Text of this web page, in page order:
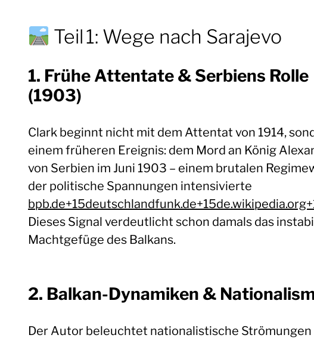
Teil 1: Wege nach Sarajevo
1. Frühe Attentate & Serbiens Rolle
(1903)
Clark beginnt nicht mit dem Attentat von 1914,
einem früheren Ereignis: dem Mord an König
von Serbien im Juni 1903 – einem brutalen
der politische Spannungen intensivierte
Dieses Signal verdeutlicht schon damals das
Machtgefüge des Balkans.
2. Balkan-Dynamiken &
Der Autor beleuchtet nationalistische Strömungen